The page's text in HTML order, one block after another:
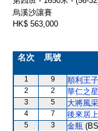
烏溪沙讓賽
HK$ 563,000
名次 馬號
1 9 順利王子
2 2 華仁之星
3 5 大將風采
4 7 後來居上
5 3 金瓶